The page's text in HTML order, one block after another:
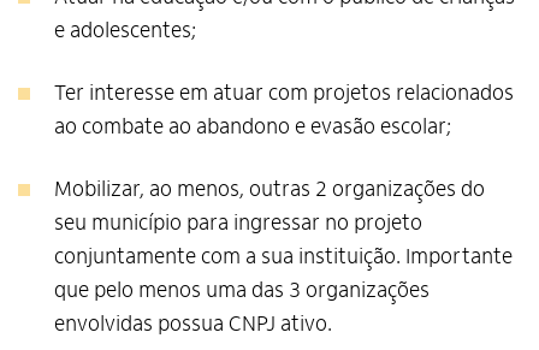
e adolescentes;
Ter interesse em atuar com projetos relacionados
ao combate ao abandono e evasão escolar;
Mobilizar, ao menos, outras 2 organizações do
seu município para ingressar no projeto
conjuntamente com a sua instituição. Importante
que pelo menos uma das 3 organizações
envolvidas possua CNPJ ativo.